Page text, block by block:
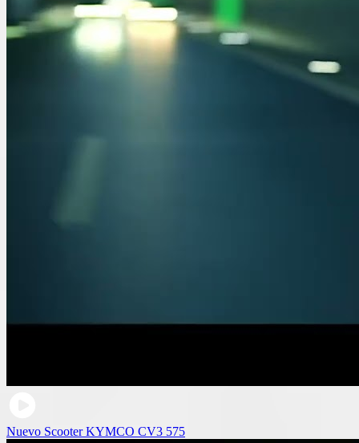
Nuevo Scooter KYMCO CV3 575